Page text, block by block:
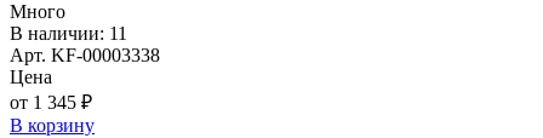
Много
В наличии: 11
Арт. KF-00003338
Цена
от 1 345 ₽
В корзину